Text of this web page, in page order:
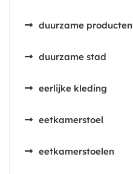
duurzame producten
duurzame stad
eerlijke kleding
eetkamerstoel
eetkamerstoelen